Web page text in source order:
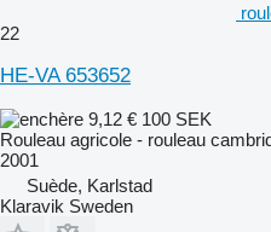
22
HE-VA 653652
9,12 € 100 SEK
Rouleau agricole - rouleau
2001
Suède, Karlstad
Klaravik Sweden